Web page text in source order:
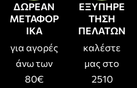
ΔΩΡΕΑΝ
ΜΕΤΑΦΟΡ
ΙΚΑ
για αγορές
άνω των
80€
ΕΞΥΠΗΡΕ
ΤΗΣΗ
ΠΕΛΑΤΩΝ
καλέστε
μας στο
2510